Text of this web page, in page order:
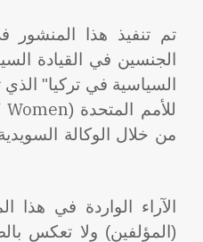
تم تنفيذ هذا المنشور
الجنسين في القيادة
السياسية في تركيا" الذي
للأمم المتحدة (Women
من خلال الوكالة
الآراء الواردة في هذا
(المؤلفين) ولا تعكس